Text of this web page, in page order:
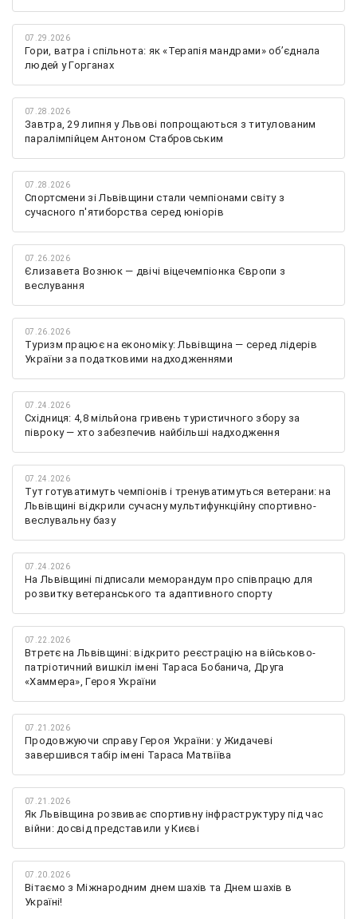
07.29.2026
Гори, ватра і спільнота: як «Терапія мандрами» об’єднала
людей у Горганах
07.28.2026
Завтра, 29 липня у Львові попрощаються з титулованим
паралімпійцем Антоном Стабровським
07.28.2026
Спортсмени зі Львівщини стали чемпіонами світу з
сучасного п'ятиборства серед юніорів
07.26.2026
Єлизавета Вознюк — двічі віцечемпіонка Європи з
веслування
07.26.2026
Туризм працює на економіку: Львівщина — серед лідерів
України за податковими надходженнями
07.24.2026
Східниця: 4,8 мільйона гривень туристичного збору за
півроку — хто забезпечив найбільші надходження
07.24.2026
Тут готуватимуть чемпіонів і тренуватимуться ветерани: на
Львівщині відкрили сучасну мультифункційну спортивно-
веслувальну базу
07.24.2026
На Львівщині підписали меморандум про співпрацю для
розвитку ветеранського та адаптивного спорту
07.22.2026
Втретє на Львівщині: відкрито реєстрацію на військово-
патріотичний вишкіл імені Тараса Бобанича, Друга
«Хаммера», Героя України
07.21.2026
Продовжуючи справу Героя України: у Жидачеві
завершився табір імені Тараса Матвіїва
07.21.2026
Як Львівщина розвиває спортивну інфраструктуру під час
війни: досвід представили у Києві
07.20.2026
Вітаємо з Міжнародним днем шахів та Днем шахів в
Україні!